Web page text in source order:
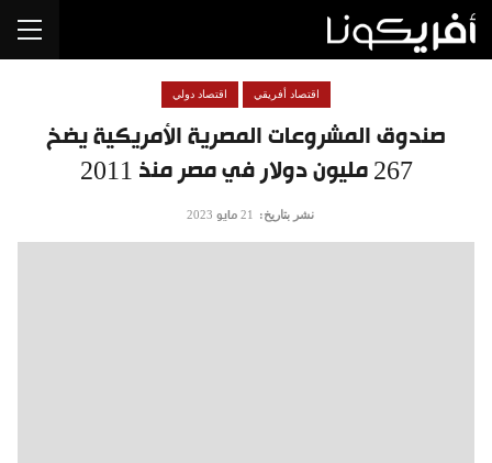
صندوق المشروعات المصرية الأمريكية يضخ
267 مليون دولار في مصر منذ 2011
اقتصاد أفريقي اقتصاد دولي
نشر بتاريخ: 21 مايو 2023